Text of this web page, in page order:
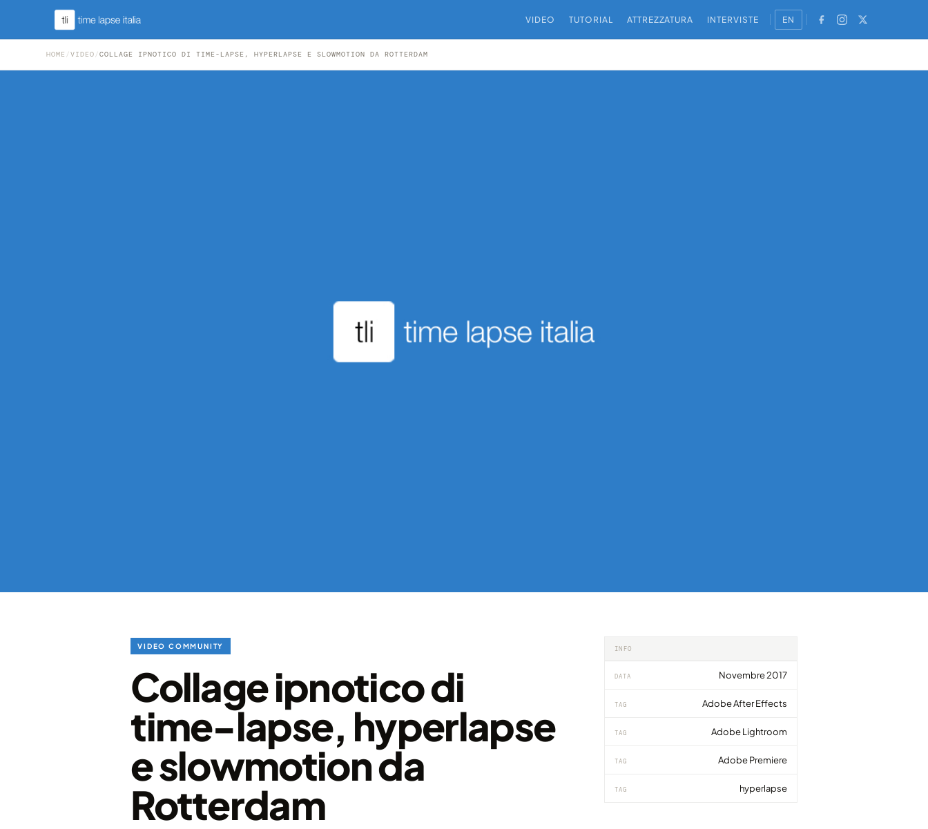
VIDEO TUTORIAL ATTREZZATURA INTERVISTE EN
HOME /VIDEO /COLLAGE IPNOTICO DI TIME-LAPSE, HYPERLAPSE E SLOWMOTION DA ROTTERDAM
VIDEO COMMUNITY
Collage ipnotico di
time-lapse, hyperlapse
e slowmotion da
Rotterdam
INFO
DATA Novembre 2017
TAG Adobe After Effects
TAG Adobe Lightroom
TAG Adobe Premiere
TAG hyperlapse